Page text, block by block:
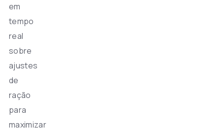
em
tempo
real
sobre
ajustes
de
ração
para
maximizar